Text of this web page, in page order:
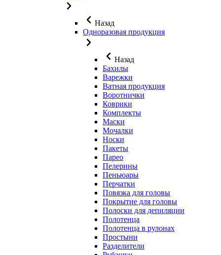
Назад
Одноразовая продукция
Назад
Бахилы
Варежки
Ватная продукция
Воротнички
Коврики
Комплекты
Маски
Мочалки
Носки
Пакеты
Парео
Пелерины
Пеньюары
Перчатки
Повязка для головы
Покрытие для головы
Полоски для депиляции
Полотенца
Полотенца в рулонах
Простыни
Разделители